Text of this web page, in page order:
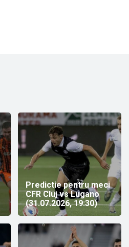
Predictie pentru meci
CFR Cluj vs Lugano
(31.07.2026, 19:30)